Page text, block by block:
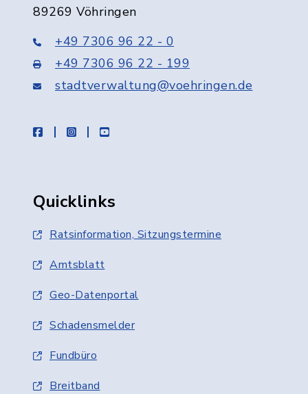
89269 Vöhringen
+49 7306 96 22 - 0
+49 7306 96 22 - 199
stadtverwaltung@voehringen.de
facebookinstagramyoutube
Quicklinks
Ratsinformation, Sitzungstermine
Amtsblatt
Geo-Datenportal
Schadensmelder
Fundbüro
Breitband